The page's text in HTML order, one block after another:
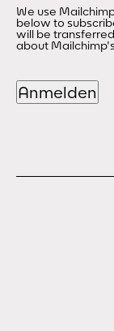
We use
below to
will be
about